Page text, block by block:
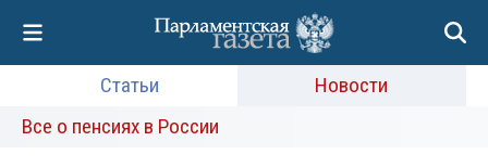
Статьи
Новости
Все о пенсиях в России